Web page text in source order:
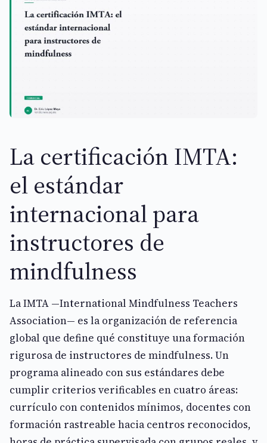
La certificación IMTA:
el estándar
internacional para
instructores de
mindfulness
La IMTA —International Mindfulness Teachers
Association— es la organización de referencia
global que define qué constituye una formación
rigurosa de instructores de mindfulness. Un
programa alineado con sus estándares debe
cumplir criterios verificables en cuatro áreas:
currículo con contenidos mínimos, docentes con
formación rastreable hacia centros reconocidos,